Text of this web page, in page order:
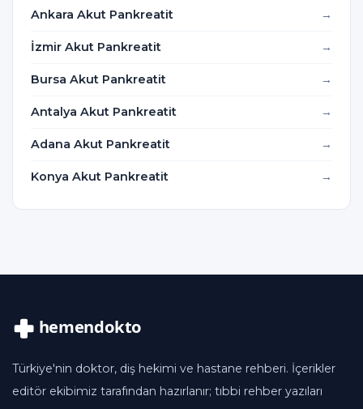
Ankara Akut Pankreatit
İzmir Akut Pankreatit
Bursa Akut Pankreatit
Antalya Akut Pankreatit
Adana Akut Pankreatit
Konya Akut Pankreatit
Türkiye'nin doktor, diş hekimi ve hastane rehberi. İçerikler
editör ekibimiz tarafından hazırlanır; tıbbi rehber yazıları